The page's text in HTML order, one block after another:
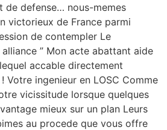
de defense… nous-memes
victorieux de France parmi
de contempler Le
” Mon acte abattant aide
accable directement
Votre ingenieur en LOSC Comme
vicissitude lorsque quelques
mieux sur un plan Leurs
au procede que vous offre